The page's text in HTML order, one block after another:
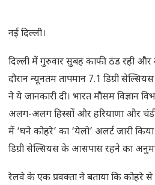
नई दिल्ली।
दिल्ली में गुरुवार सुबह काफी ठंड रही और
दौरान न्यूनतम तापमान 7.1 डिग्री
ने ये जानकारी दी। भारत मौसम विज्ञान
अलग-अलग हिस्सों और हरियाणा और
में ‘घने कोहरे’ का ‘येलो’ अलर्ट जारी
डिग्री सेल्सियस के आसपास रहने का
रेलवे के एक प्रवक्ता ने बताया कि कोहरे